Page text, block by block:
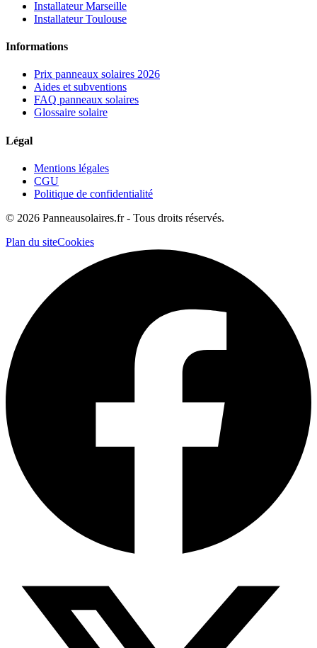
Installateur Marseille
Installateur Toulouse
Informations
Prix panneaux solaires 2026
Aides et subventions
FAQ panneaux solaires
Glossaire solaire
Légal
Mentions légales
CGU
Politique de confidentialité
© 2026 Panneausolaires.fr - Tous droits réservés.
Plan du siteCookies